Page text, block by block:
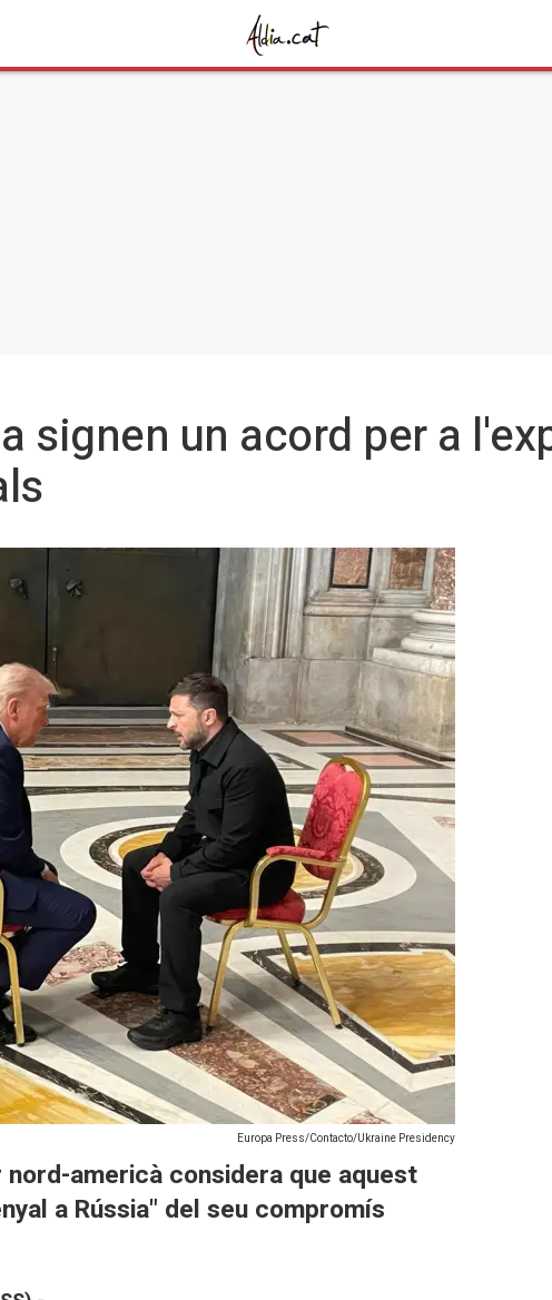
signen un acord per a
Europa Press/Contacto/Ukraine Presidency
americà considera que aquest
a Rússia" del seu compromís